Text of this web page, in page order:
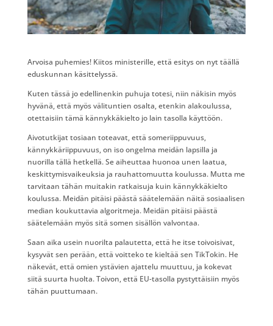
Arvoisa puhemies! Kiitos ministerille, että esitys on nyt täällä
eduskunnan käsittelyssä.
Kuten tässä jo edellinenkin puhuja totesi, niin näkisin myös
hyvänä, että myös välituntien osalta, etenkin alakoulussa,
otettaisiin tämä kännykkäkielto jo lain tasolla käyttöön.
Aivotutkijat tosiaan toteavat, että someriippuvuus,
kännykkäriippuvuus, on iso ongelma meidän lapsilla ja
nuorilla tällä hetkellä. Se aiheuttaa huonoa unen laatua,
keskittymisvaikeuksia ja rauhattomuutta koulussa. Mutta me
tarvitaan tähän muitakin ratkaisuja kuin kännykkäkielto
koulussa. Meidän pitäisi päästä säätelemään näitä sosiaalisen
median koukuttavia algoritmeja. Meidän pitäisi päästä
säätelemään myös sitä somen sisällön valvontaa.
Saan aika usein nuorilta palautetta, että he itse toivoisivat,
kysyvät sen perään, että voitteko te kieltää sen TikTokin. He
näkevät, että omien ystävien ajattelu muuttuu, ja kokevat
siitä suurta huolta. Toivon, että EU-tasolla pystyttäisiin myös
tähän puuttumaan.